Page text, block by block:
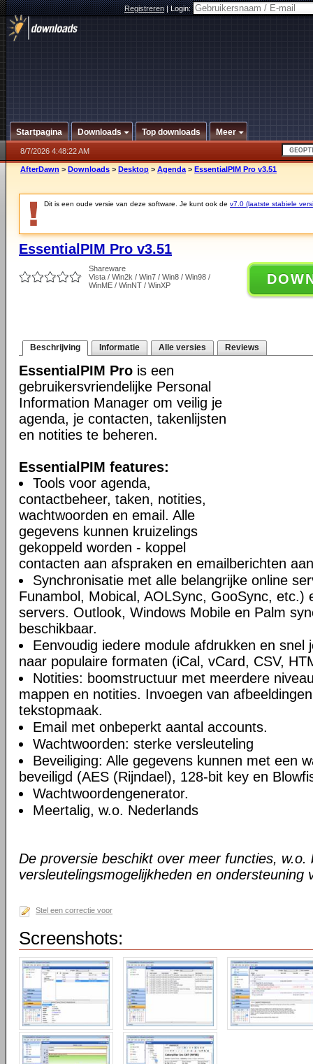
Registreren|Login:
Startpagina Downloads Top downloads Meer
8/7/2026 4:48:22 AM
AfterDawn > Downloads > Desktop > Agenda > EssentialPIM Pro v3.51
Dit is een oude versie van deze software. Je kunt ook de v7.0 (laatste stabiele
EssentialPIM Pro v3.51
Shareware
Vista / Win2k / Win7 / Win8 / Win98 /
WinME / WinNT / WinXP
Beschrijving Informatie Alle versies Reviews
EssentialPIM Pro is een
gebruikersvriendelijke Personal
Information Manager om veilig je
agenda, je contacten, takenlijsten
en notities te beheren.
EssentialPIM features:
Tools voor agenda,
contactbeheer, taken, notities,
wachtwoorden en email. Alle
gegevens kunnen kruizelings
gekoppeld worden - koppel
contacten aan afspraken en emailberichten
Synchronisatie met alle belangrijke online
Funambol, Mobical, AOLSync, GooSync, etc.)
servers. Outlook, Windows Mobile en Palm
beschikbaar.
Eenvoudig iedere module afdrukken en snel
naar populaire formaten (iCal, vCard, CSV,
Notities: boomstructuur met meerdere
mappen en notities. Invoegen van
tekstopmaak.
Email met onbeperkt aantal accounts.
Wachtwoorden: sterke versleuteling
Beveiliging: Alle gegevens kunnen met een
beveiligd (AES (Rijndael), 128-bit key en
Wachtwoordengenerator.
Meertalig, w.o. Nederlands
De proversie beschikt over meer functies, w.o.
versleutelingsmogelijkheden en ondersteuning
Stel een correctie voor
Screenshots: